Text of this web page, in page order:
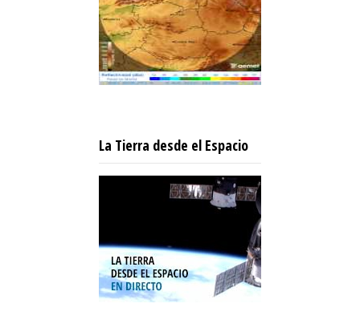
La Tierra desde el Espacio